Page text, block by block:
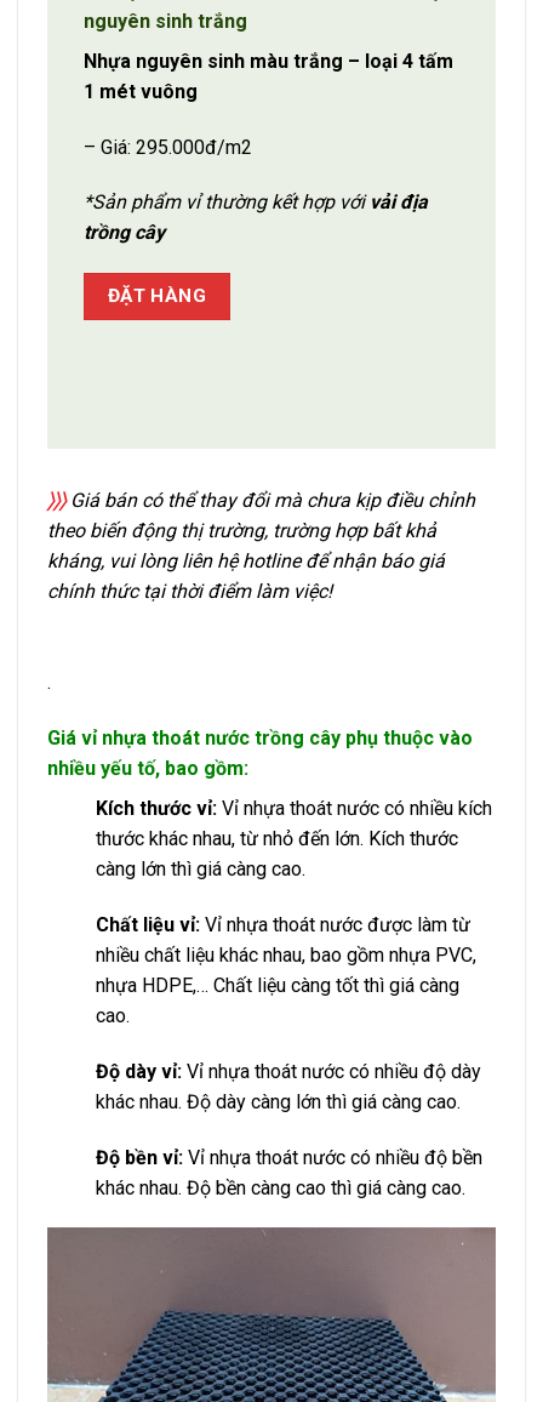
nguyên sinh trắng
Nhựa nguyên sinh màu trắng – loại 4 tấm
1 mét vuông
– Giá: 295.000đ/m2
*Sản phẩm vỉ thường kết hợp với vải địa
trồng cây
ĐẶT HÀNG
〉〉〉Giá bán có thể thay đổi mà chưa kịp điều chỉnh
theo biến động thị trường, trường hợp bất khả
kháng, vui lòng liên hệ hotline để nhận báo giá
chính thức tại thời điểm làm việc!
.
Giá vỉ nhựa thoát nước trồng cây phụ thuộc vào
nhiều yếu tố, bao gồm:
Kích thước vỉ: Vỉ nhựa thoát nước có nhiều kích
thước khác nhau, từ nhỏ đến lớn. Kích thước
càng lớn thì giá càng cao.
Chất liệu vỉ: Vỉ nhựa thoát nước được làm từ
nhiều chất liệu khác nhau, bao gồm nhựa PVC,
nhựa HDPE,… Chất liệu càng tốt thì giá càng
cao.
Độ dày vỉ: Vỉ nhựa thoát nước có nhiều độ dày
khác nhau. Độ dày càng lớn thì giá càng cao.
Độ bền vỉ: Vỉ nhựa thoát nước có nhiều độ bền
khác nhau. Độ bền càng cao thì giá càng cao.